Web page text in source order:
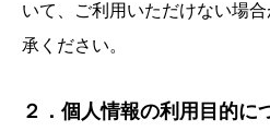
いて、ご利用いただけない場
承ください。
２．個人情報の利用目的に